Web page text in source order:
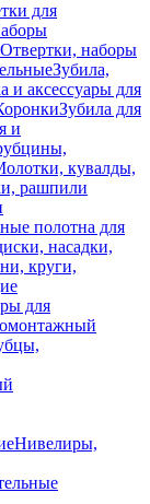
для
Отвертки, наборы
Зубила,
и аксессуары для
Зубила для
и
кувалды,
рашпили
полотна для
насадки,
круги,
для
Нивелиры,